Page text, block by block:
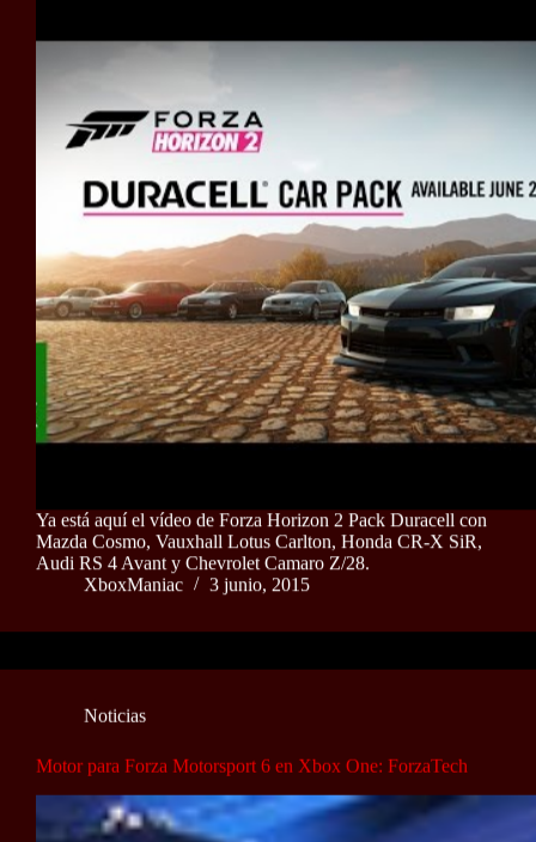
Ya está aquí el vídeo de Forza Horizon 2 Pack Duracell con
Mazda Cosmo, Vauxhall Lotus Carlton, Honda CR-X SiR,
Audi RS 4 Avant y Chevrolet Camaro Z/28.
XboxManiac
3 junio, 2015
Noticias
Motor para Forza Motorsport 6 en Xbox One: ForzaTech